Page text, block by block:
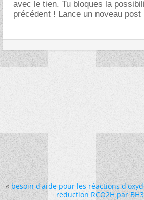
avec le tien. Tu bloques la
précédent ! Lance un noveau post
« besoin d'aide pour les réactions
reduction RCO2H par